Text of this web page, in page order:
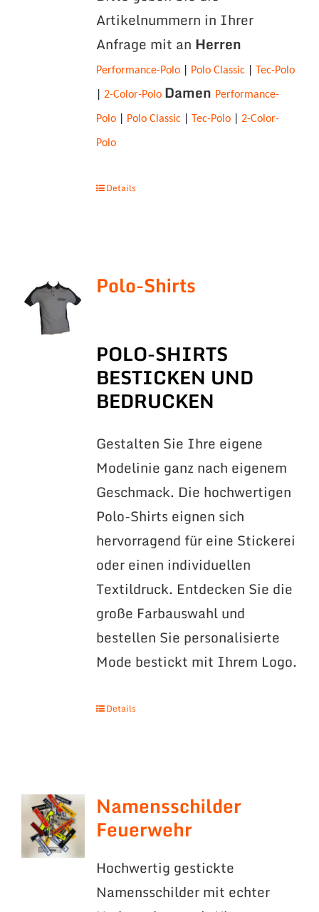
Artikelnummern in Ihrer
Anfrage mit an Herren
Performance-Polo| Polo Classic| Tec-Polo
2-Color-Polo Damen Performance-
Polo| Polo Classic| Tec-Polo| 2-Color-
Polo
Details
Polo-Shirts
POLO-SHIRTS
BESTICKEN UND
BEDRUCKEN
Gestalten Sie Ihre eigene
Modelinie ganz nach eigenem
Geschmack. Die hochwertigen
Polo-Shirts eignen sich
hervorragend für eine Stickerei
oder einen individuellen
Textildruck. Entdecken Sie die
große Farbauswahl und
bestellen Sie personalisierte
Mode bestickt mit Ihrem Logo.
Details
Namensschilder
Feuerwehr
Hochwertig gestickte
Namensschilder mit echter